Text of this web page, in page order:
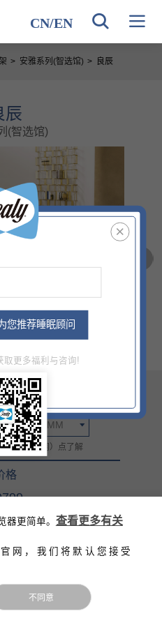
CN/EN
> 安雅系列(智选馆) > 良辰
辰
(智选馆)
寸
详情门（网）点了解
格
该价格不含底床）
等偏远地区除外
您推荐睡眠顾问
取更多福利与咨询!
器更简单。 查看更多有关
网，我们将默认您接受
不同意